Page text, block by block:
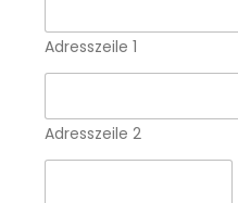
Adresszeile 1
Adresszeile 2